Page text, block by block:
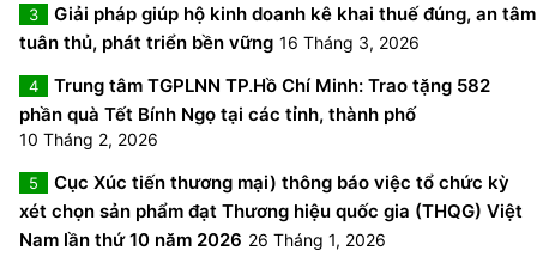
3
Giải pháp giúp hộ kinh doanh kê khai thuế đúng, an tâm
tuân thủ, phát triển bền vững 16 Tháng 3, 2026
4
Trung tâm TGPLNN TP.Hồ Chí Minh: Trao tặng 582
phần quà Tết Bính Ngọ tại các tỉnh, thành phố
10 Tháng 2, 2026
5
Cục Xúc tiến thương mại) thông báo việc tổ chức kỳ
xét chọn sản phẩm đạt Thương hiệu quốc gia (THQG) Việt
Nam lần thứ 10 năm 2026 26 Tháng 1, 2026